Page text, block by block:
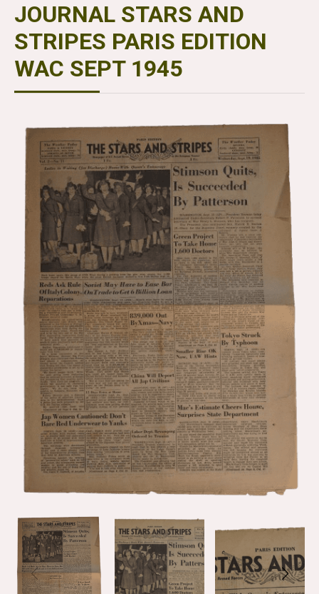
JOURNAL STARS AND
STRIPES PARIS EDITION
WAC SEPT 1945